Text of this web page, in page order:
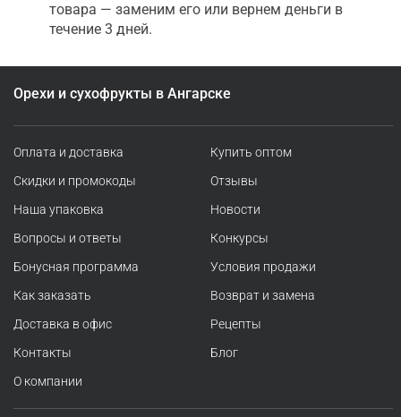
товара — заменим его или вернем деньги в
течение 3 дней.
Орехи и сухофрукты в Ангарске
Оплата и доставка
Скидки и промокоды
Наша упаковка
Вопросы и ответы
Бонусная программа
Как заказать
Доставка в офис
Контакты
О компании
Купить оптом
Отзывы
Новости
Конкурсы
Условия продажи
Возврат и замена
Рецепты
Блог